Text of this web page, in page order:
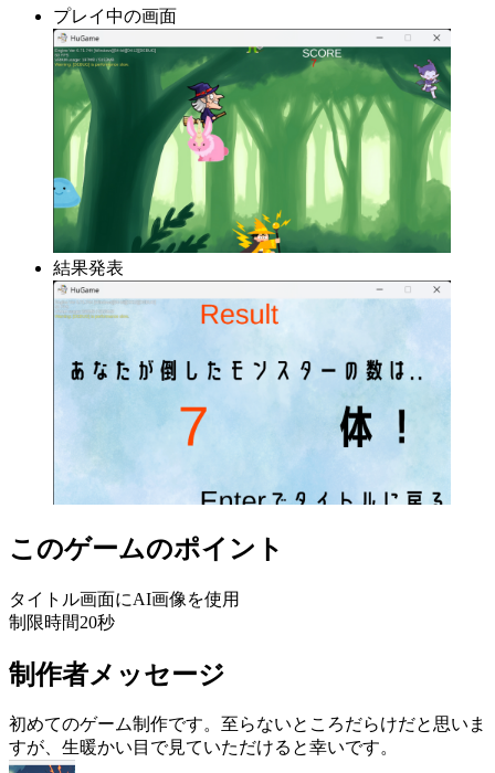
プレイ中の画面
結果発表
このゲームのポイント
タイトル画面にAI画像を使用
制限時間20秒
制作者メッセージ
初めてのゲーム制作です。至らないところだらけだと思いま
すが、生暖かい目で見ていただけると幸いです。